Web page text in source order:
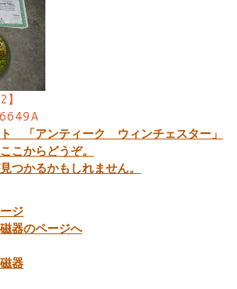
「アンティーク ウィンチェスター」
こからどうぞ。
つかるかもしれません。
ジ
器のページへ
器